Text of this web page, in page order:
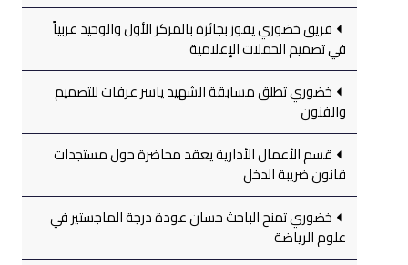
فريق خضوري يفوز بجائزة بالمركز الأول والوحيد عربياً
في تصميم الحملات الإعلامية
خضوري تطلق مسابقة الشهيد ياسر عرفات للتصميم
والفنون
قسم الأعمال الأدارية يعقد محاضرة حول مستجدات
قانون ضريبة الدخل
خضوري تمنح الباحث حسان عودة درجة الماجستير في
علوم الرياضة